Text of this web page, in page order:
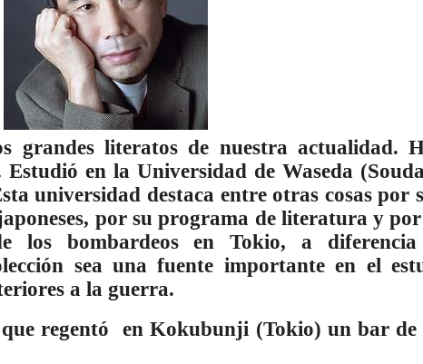
grandes literatos de nuestra actualidad.
en la Universidad de Waseda
universidad destaca entre otras cosas por
por su programa de literatura y
los bombardeos en Tokio, a
sea una fuente importante en el
a la guerra.
regentó en Kokubunji (Tokio) un bar de